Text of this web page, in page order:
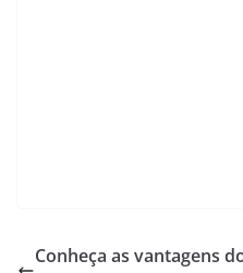
Conheça as vantagens